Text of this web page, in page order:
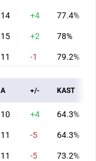
14 +4 77.4%
15 +2 78%
11 -1 79.2%
A +/- KAST
10 +4 64.3%
11 -5 64.3%
11 -5 73.2%